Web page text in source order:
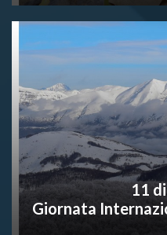
11
Giornata